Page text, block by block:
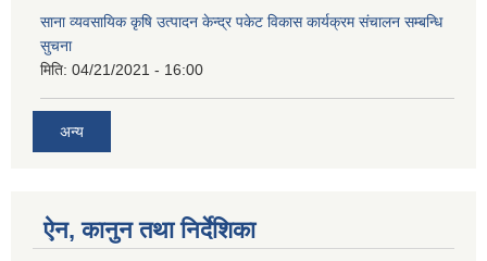
साना व्यवसायिक कृषि उत्पादन केन्द्र पकेट विकास कार्यक्रम संचालन सम्बन्धि
सुचना
मिति: 04/21/2021 - 16:00
अन्य
ऐन, कानुन तथा निर्देशिका